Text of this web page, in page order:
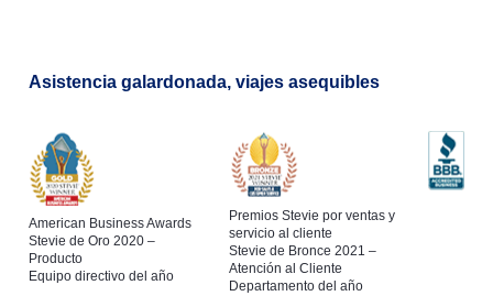
Asistencia galardonada, viajes asequibles
American Business Awards
Stevie de Oro 2020 –
Producto
Equipo directivo del año
Premios Stevie por ventas y
servicio al cliente
Stevie de Bronce 2021 –
Atención al Cliente
Departamento del año